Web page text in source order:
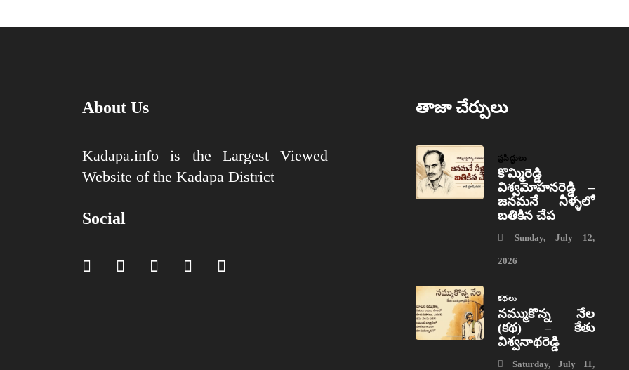
About Us
Kadapa.info is the Largest Viewed
Website of the Kadapa District
Social
తాజా చేర్పులు
ప్రసిద్ధులు
కొమ్మిరెడ్డి
విశ్వమోహనరెడ్డి –
జనమనే నీళ్ళలో
బతికిన చేప
Sunday, July 12,
2026
కథలు
నమ్ముకొన్న నేల
(కథ) – కేతు
విశ్వనాథరెడ్డి
Saturday, July 11,